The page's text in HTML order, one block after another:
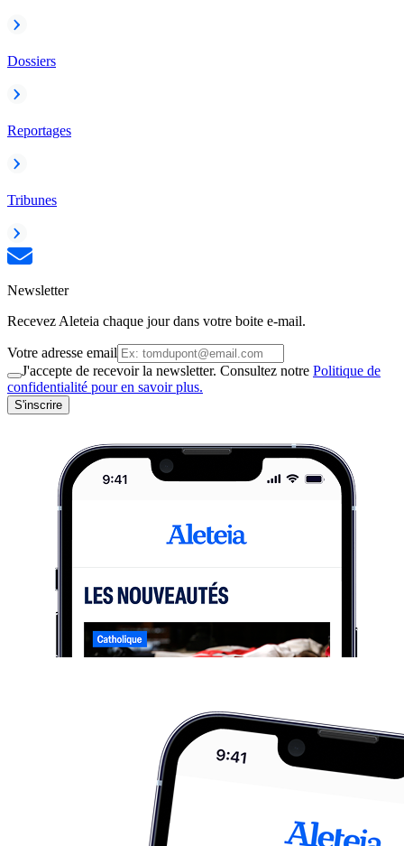
Dossiers
Reportages
Tribunes
Newsletter
Recevez Aleteia chaque jour dans votre boite e-mail.
Votre adresse email
J'accepte de recevoir la newsletter. Consultez notre Politique de
confidentialité pour en savoir plus.
S'inscrire